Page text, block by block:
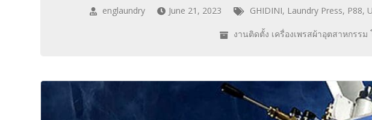
englaundry June 21, 2023 GHIDINI, Laundry Press, P88,
งานติดตั้ง เครื่องเพรสผ้าอุตสาหกรร